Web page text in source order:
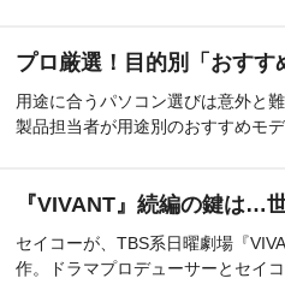
プロ厳選！目的別「おすす
用途に合うパソコン選びは意外と
製品担当者が用途別のおすすめモデ
『VIVANT』続編の鍵は…
セイコーが、TBS系日曜劇場『
作。ドラマプロデューサーとセイ